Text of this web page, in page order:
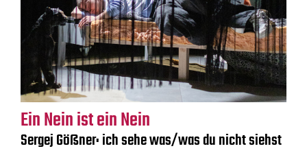
Ein Nein ist ein Nein
Sergej Gößner: ich sehe was/was du nicht siehst